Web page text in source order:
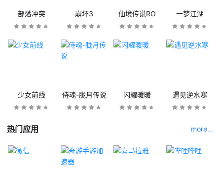
部落冲突 崩坏3 仙境传说RO 一梦江湖
少女前线 侍魂-胧月传说 闪耀暖暖 遇见逆水寒
热门应用 more...